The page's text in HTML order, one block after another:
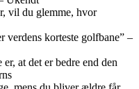
vil du glemme, hvor
verdens korteste golfbane” –
at det er bedre end den